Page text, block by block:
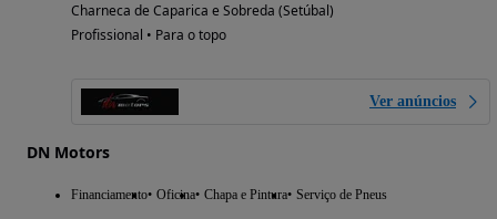
Charneca de Caparica e Sobreda (Setúbal)
Profissional • Para o topo
Ver anúncios
DN Motors
Financiamento Oficina Chapa e Pintura Serviço de Pneus